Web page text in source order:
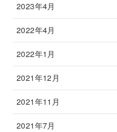
2023年4月
2022年4月
2022年1月
2021年12月
2021年11月
2021年7月